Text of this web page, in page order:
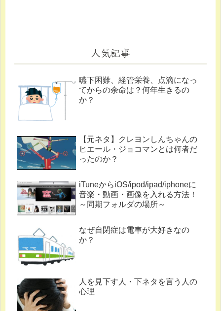
人気記事
嚥下困難、経管栄養、点滴になっ
てからの余命は？何年生きるの
か？
【元ネタ】クレヨンしんちゃんの
ヒエール・ジョコマンとは何者だ
ったのか？
iTuneからiOS/ipod/ipad/iphoneに
音楽・動画・画像を入れる方法！
～同期フォルダの場所～
なぜ自閉症は電車が大好きなの
か？
人を見下す人・下ネタを言う人の
心理